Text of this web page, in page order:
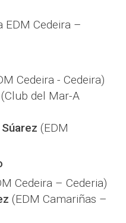
EDM Cedeira –
Cedeira - Cedeira)
del Mar-A
(EDM
Cedeira – Cederia)
(EDM Camariñas –